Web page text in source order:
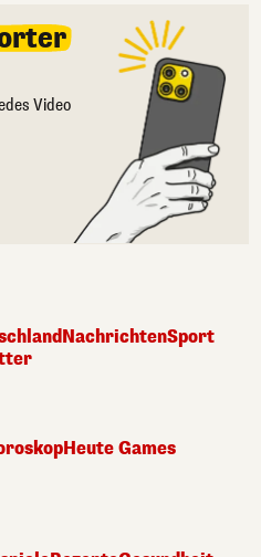
Video
NachrichtenSport
Heute Games